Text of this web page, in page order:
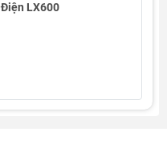
Xi Lanh Điện Từ Xa
LX600